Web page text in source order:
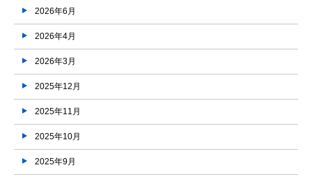
2026年6月
2026年4月
2026年3月
2025年12月
2025年11月
2025年10月
2025年9月